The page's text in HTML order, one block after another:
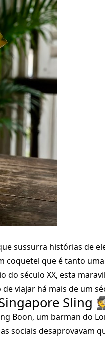
sussurra histórias de
coquetel que é tanto
século XX, esta
viajar há mais de um
Sling
Boon, um barman do
sociais desaprovavam